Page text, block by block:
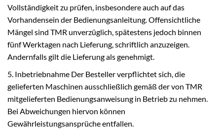
Vollständigkeit zu prüfen, insbesondere auch auf das
Vorhandensein der Bedienungsanleitung. Offensichtliche
Mängel sind TMR unverzüglich, spätestens jedoch binnen
fünf Werktagen nach Lieferung, schriftlich anzuzeigen.
Andernfalls gilt die Lieferung als genehmigt.
5. Inbetriebnahme Der Besteller verpflichtet sich, die
gelieferten Maschinen ausschließlich gemäß der von TMR
mitgelieferten Bedienungsanweisung in Betrieb zu nehmen.
Bei Abweichungen hiervon können
Gewährleistungsansprüche entfallen.